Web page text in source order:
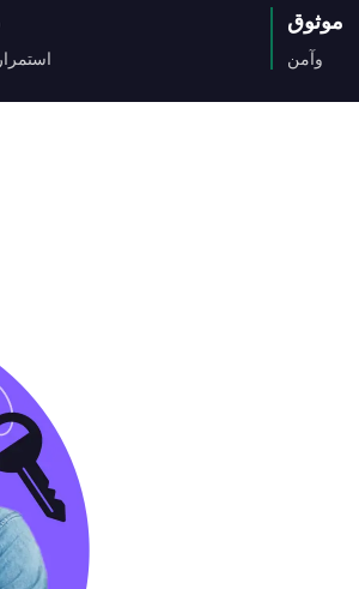
موثوق
وآمن